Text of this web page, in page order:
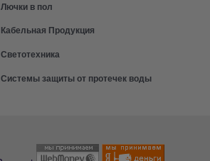
Лючки в пол
Кабельная Продукция
Светотехника
Системы защиты от протечек воды